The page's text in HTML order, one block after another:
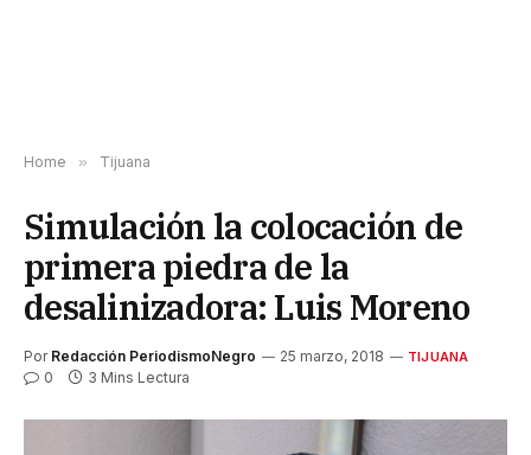
Home » Tijuana
Simulación la colocación de
primera piedra de la
desalinizadora: Luis Moreno
Por Redacción PeriodismoNegro 25 marzo, 2018 TIJUANA
0 3 Mins Lectura